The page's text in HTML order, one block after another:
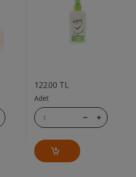
122.00 TL
Adet